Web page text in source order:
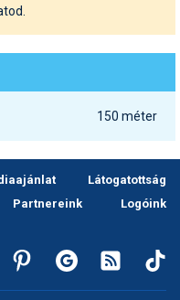
150 méter
Látogatottság
Partnereink
Logóink